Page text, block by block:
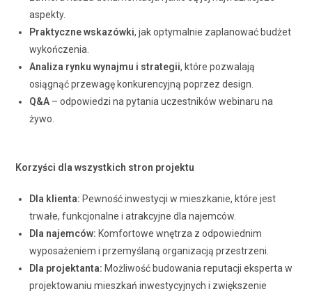
aspekty.
Praktyczne wskazówki, jak optymalnie zaplanować budżet
wykończenia.
Analiza rynku wynajmu i strategii, które pozwalają
osiągnąć przewagę konkurencyjną poprzez design.
Q&A – odpowiedzi na pytania uczestników webinaru na
żywo.
Korzyści dla wszystkich stron projektu
Dla klienta: Pewność inwestycji w mieszkanie, które jest
trwałe, funkcjonalne i atrakcyjne dla najemców.
Dla najemców: Komfortowe wnętrza z odpowiednim
wyposażeniem i przemyślaną organizacją przestrzeni.
Dla projektanta: Możliwość budowania reputacji eksperta w
projektowaniu mieszkań inwestycyjnych i zwiększenie